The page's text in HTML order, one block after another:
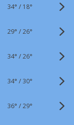
34° / 18°
29° /26°
34° /26°
34° /30°
36° /29°